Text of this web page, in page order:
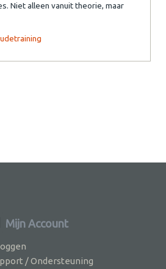
Niet alleen vanuit theorie, maar
Mijn Account
/ Ondersteuning